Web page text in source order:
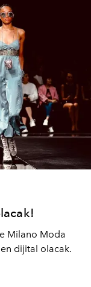
Milano Moda
dijital olacak.